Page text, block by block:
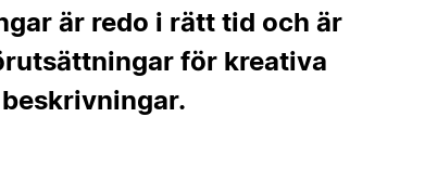
är redo i rätt tid och är
för kreativa